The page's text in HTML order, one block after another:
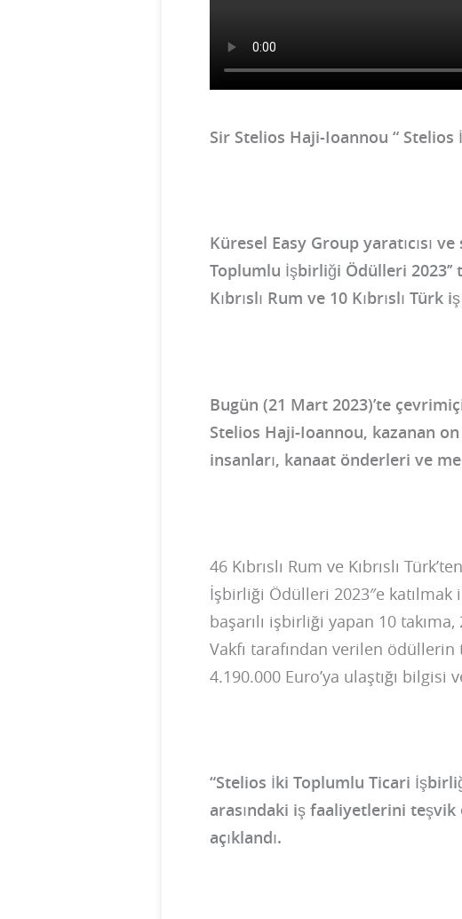
Sir Stelios Haji-Ioannou “ Stelios
Küresel Easy Group yaratıcısı
Toplumlu İşbirliği Ödülleri
Kıbrıslı Rum ve 10 Kıbrıslı
Bugün (21 Mart 2023)’te
Stelios Haji-Ioannou, kazanan
insanları, kanaat önderleri ve
46 Kıbrıslı Rum ve Kıbrıslı
İşbirliği Ödülleri 2023″e
başarılı işbirliği yapan 10
Vakfı tarafından verilen
4.190.000 Euro’ya ulaştığı bilgisi
“Stelios İki Toplumlu Ticari
arasındaki iş faaliyetlerini teşvik
açıklandı.